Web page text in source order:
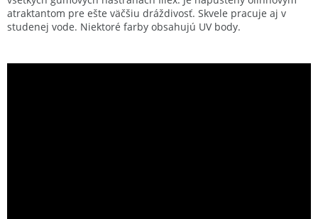
atraktantom pre ešte väčšiu dráždivosť. Skvele pracuje aj v
studenej vode. Niektoré farby obsahujú UV body.